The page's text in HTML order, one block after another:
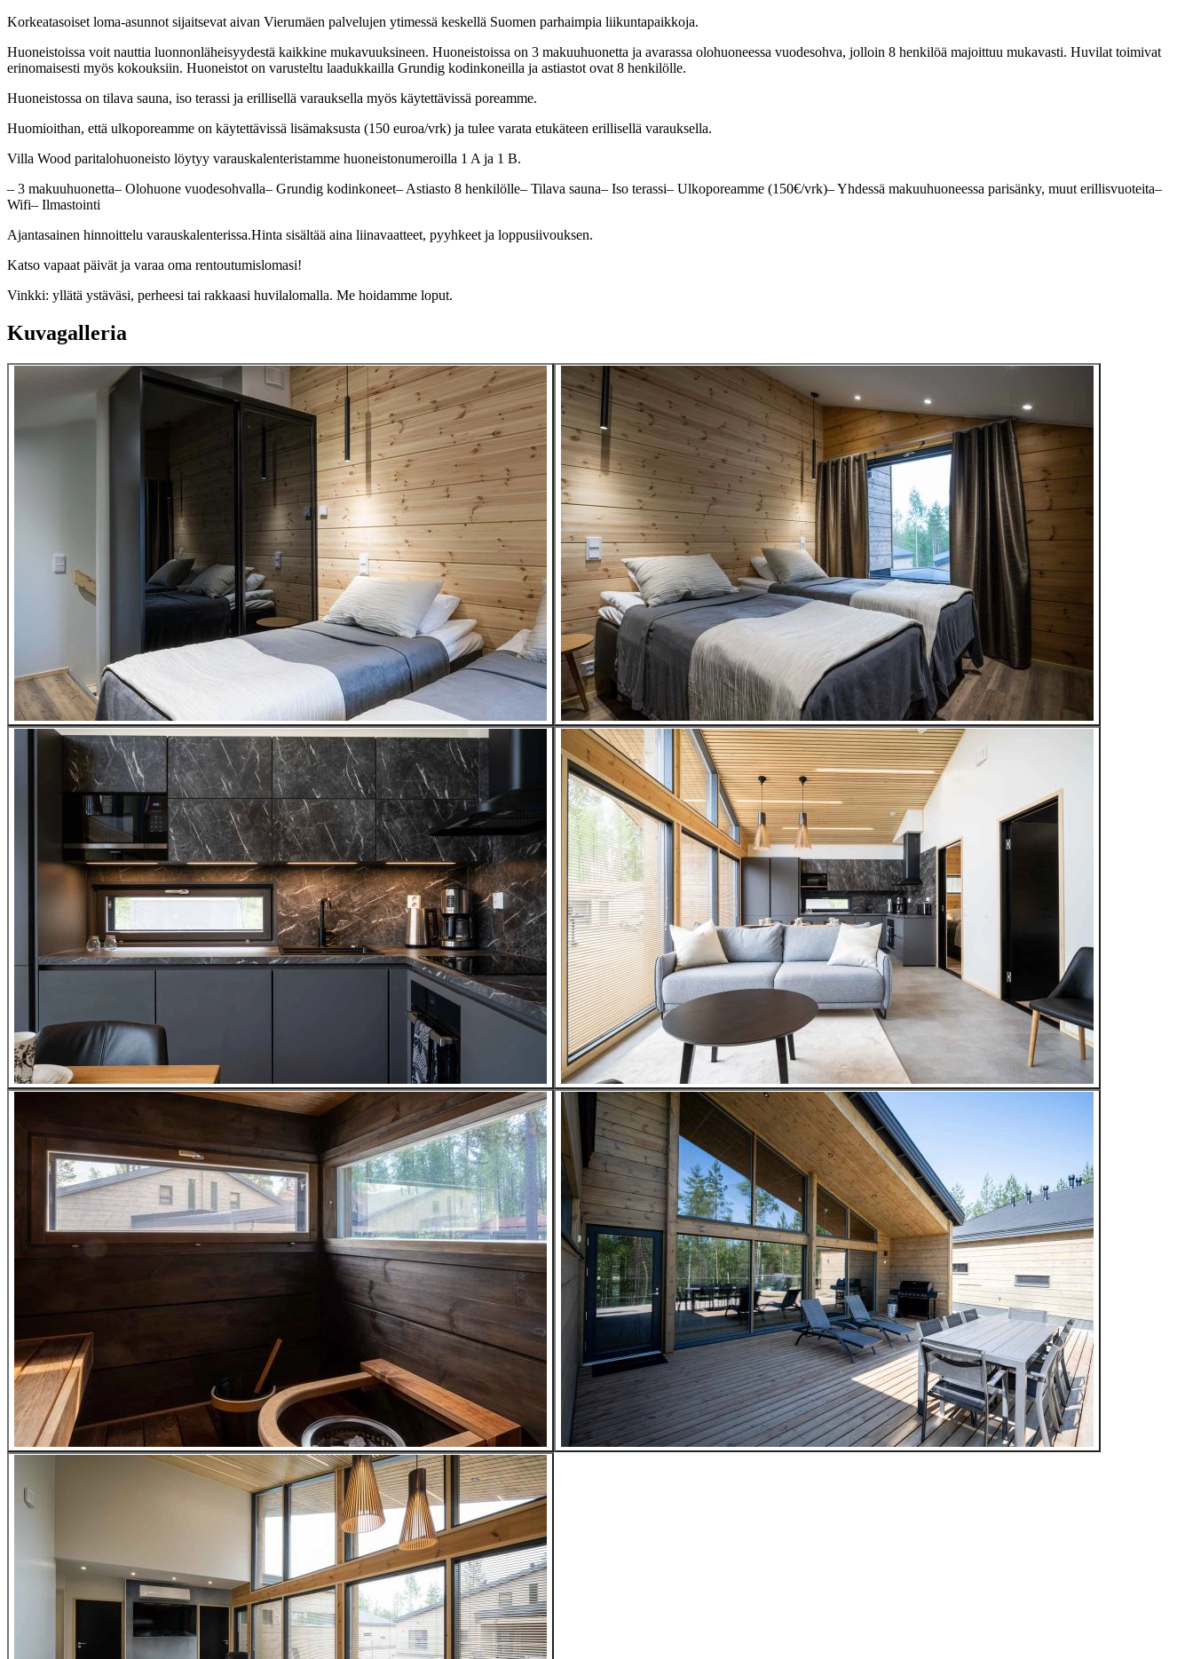
Korkeatasoiset loma-asunnot sijaitsevat aivan Vierumäen palvelujen ytimessä keskellä Suomen parhaimpia liikuntapaikkoja.
Huoneistoissa voit nauttia luonnonläheisyydestä kaikkine mukavuuksineen. Huoneistoissa on 3 makuuhuonetta ja avarassa olohuoneessa vuodesohva, jolloin 8 henkilöä majoittuu mukavasti. Huvilat toimivat
erinomaisesti myös kokouksiin. Huoneistot on varusteltu laadukkailla Grundig kodinkoneilla ja astiastot ovat 8 henkilölle.
Huoneistossa on tilava sauna, iso terassi ja erillisellä varauksella myös käytettävissä poreamme.
Huomioithan, että ulkoporeamme on käytettävissä lisämaksusta (150 euroa/vrk) ja tulee varata etukäteen erillisellä varauksella.
Villa Wood paritalohuoneisto löytyy varauskalenteristamme huoneistonumeroilla 1 A ja 1 B.
– 3 makuuhuonetta– Olohuone vuodesohvalla– Grundig kodinkoneet– Astiasto 8 henkilölle– Tilava sauna– Iso terassi– Ulkoporeamme (150€/vrk)– Yhdessä makuuhuoneessa parisänky, muut erillisvuoteita–
Wifi– Ilmastointi
Ajantasainen hinnoittelu varauskalenterissa.Hinta sisältää aina liinavaatteet, pyyhkeet ja loppusiivouksen.
Katso vapaat päivät ja varaa oma rentoutumislomasi!
Vinkki: yllätä ystäväsi, perheesi tai rakkaasi huvilalomalla. Me hoidamme loput.
Kuvagalleria